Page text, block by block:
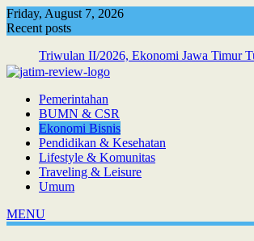
Skip
to
Friday, August 7, 2026
Recent posts
Triwulan II/2026, Ekonomi Jawa Timur
Tertinggi di Pulau Jawa
Pemerintahan
BUMN & CSR
Ekonomi Bisnis
Pendidikan & Kesehatan
Lifestyle & Komunitas
Traveling & Leisure
Umum
MENU